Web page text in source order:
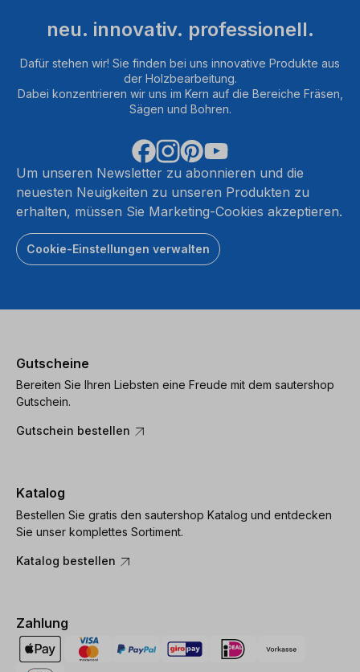
neu. innovativ. professionell.
Dafür stehen wir! Sie finden bei uns innovative Produkte aus
der Holzbearbeitung.
Dabei konzentrieren wir uns im Kern auf die Bereiche Fräsen,
Sägen und Bohren.
Um unseren Newsletter zu abonnieren und die
neuesten Neuigkeiten zu unseren Produkten zu
erhalten, müssen Sie Marketing-Cookies akzeptieren.
Cookie-Einstellungen verwalten
Gutscheine
Bereiten Sie Ihren Liebsten eine Freude mit dem sautershop
Gutschein.
Gutschein bestellen
Katalog
Bestellen Sie gratis den sautershop Katalog und entdecken
Sie unser komplettes Sortiment.
Katalog bestellen
Zahlung